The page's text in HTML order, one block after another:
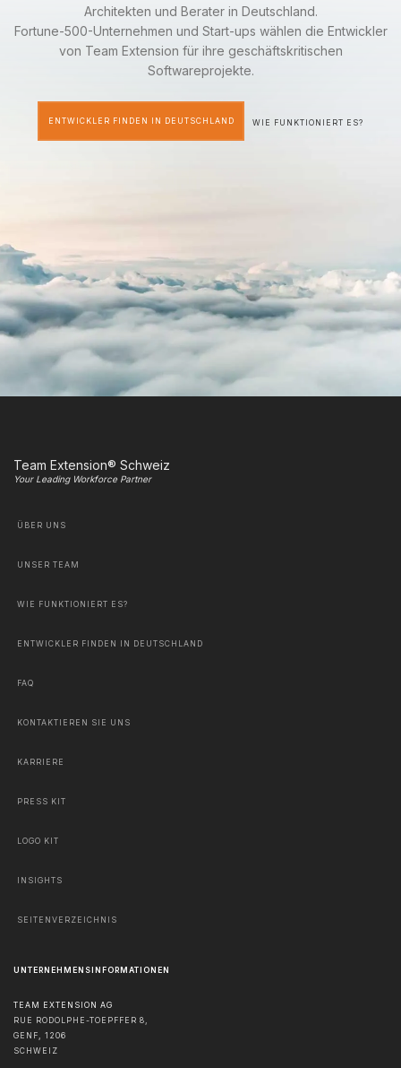
Architekten und Berater in Deutschland.
Fortune-500-Unternehmen und Start-ups wählen die Entwickler
von Team Extension für ihre geschäftskritischen
Softwareprojekte.
ENTWICKLER FINDEN IN DEUTSCHLAND WIE FUNKTIONIERT ES?
Team Extension® Schweiz
Your Leading Workforce Partner
ÜBER UNS
UNSER TEAM
WIE FUNKTIONIERT ES?
ENTWICKLER FINDEN IN DEUTSCHLAND
FAQ
KONTAKTIEREN SIE UNS
KARRIERE
PRESS KIT
LOGO KIT
INSIGHTS
SEITENVERZEICHNIS
UNTERNEHMENSINFORMATIONEN
TEAM EXTENSION AG
RUE RODOLPHE-TOEPFFER 8,
GENF, 1206
SCHWEIZ